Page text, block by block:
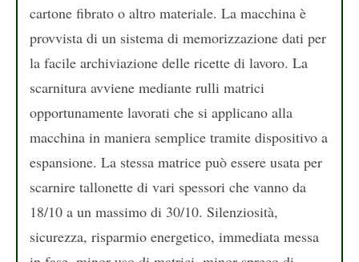
cartone fibrato o altro materiale. La macchina è
provvista di un sistema di memorizzazione dati per
la facile archiviazione delle ricette di lavoro. La
scarnitura avviene mediante rulli matrici
opportunamente lavorati che si applicano alla
macchina in maniera semplice tramite dispositivo a
espansione. La stessa matrice può essere usata per
scarnire tallonette di vari spessori che vanno da
18/10 a un massimo di 30/10. Silenziosità,
sicurezza, risparmio energetico, immediata messa